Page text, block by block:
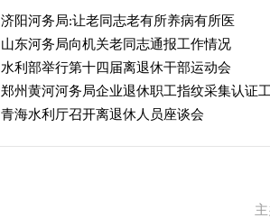
济阳河务局:让老同志老有所养病有所医
山东河务局向机关老同志通报工作情况
水利部举行第十四届离退休干部运动会
郑州黄河河务局企业退休职工指纹采集认证
青海水利厅召开离退休人员座谈会